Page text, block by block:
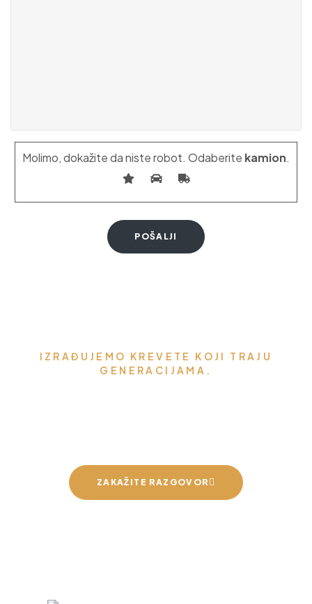
Molimo, dokažite da niste robot. Odaberite kamion.
IZRAĐUJEMO KREVETE KOJI TRAJU
GENERACIJAMA.
ZAKAŽITE RAZGOVOR